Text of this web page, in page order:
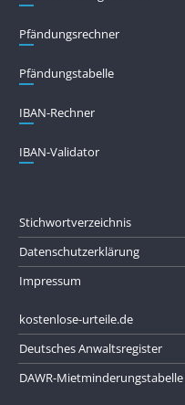
Pfändungs­rechner
Pfändungs­tabelle
IBAN-Rechner
IBAN-Validator
Stichwortverzeichnis
Datenschutzerklärung
Impressum
kostenlose-urteile.de
Deutsches Anwaltsregister
DAWR-Mietminderungstabelle